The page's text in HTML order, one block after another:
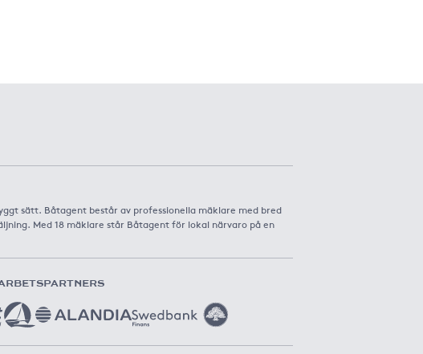
sätt. Båtagent består av professionella mäklare med bred
Med 18 mäklare står Båtagent för lokal närvaro på en